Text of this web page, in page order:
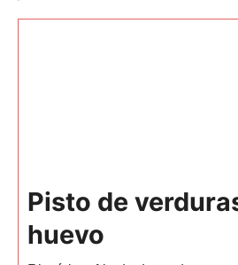
Pisto de
huevo